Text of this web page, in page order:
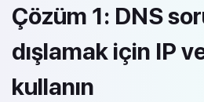
Çözüm 1: DNS
dışlamak için IP
kullanın